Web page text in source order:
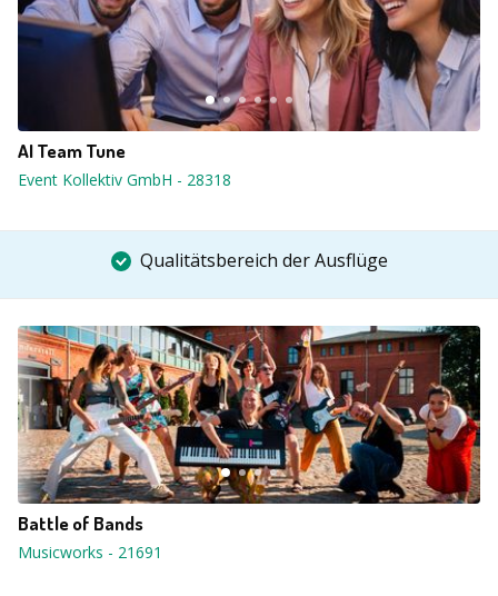
AI Team Tune
Event Kollektiv GmbH - 28318
Qualitätsbereich der Ausflüge
Battle of Bands
Musicworks - 21691